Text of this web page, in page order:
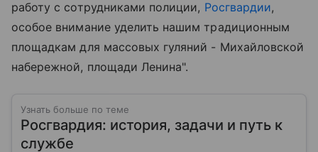
работу с сотрудниками полиции, Росгвардии,
особое внимание уделить нашим традиционным
площадкам для массовых гуляний - Михайловской
набережной, площади Ленина".
Узнать больше по теме
Росгвардия: история, задачи и путь к
службе